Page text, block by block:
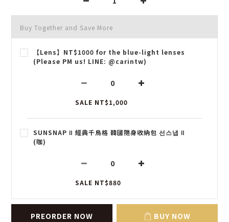
Buy Together and Save More
【Lens】NT$1000 for the blue-light lenses
(Please PM us! LINE: @carintw)
SALE NT$1,000
SUNSNAP Ⅱ 經典千鳥格 韓國隨身收納包 선스냅 Ⅱ
(咖)
SALE NT$880
PREORDER NOW BUY NOW